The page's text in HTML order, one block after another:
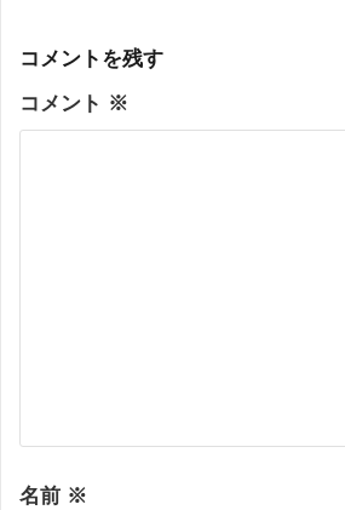
コメントを残す
コメント ※
名前 ※